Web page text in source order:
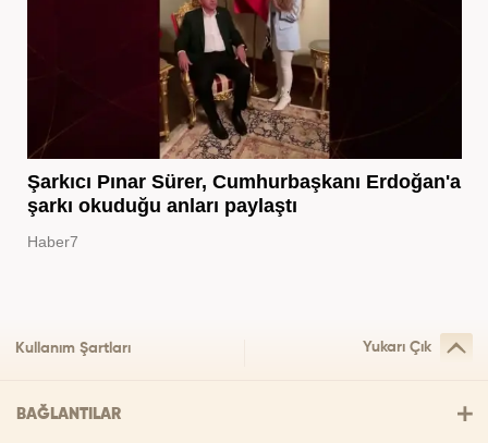
Şarkıcı Pınar Sürer, Cumhurbaşkanı Erdoğan'a
şarkı okuduğu anları paylaştı
Haber7
Kullanım Şartları Yukarı Çık
BAĞLANTILAR